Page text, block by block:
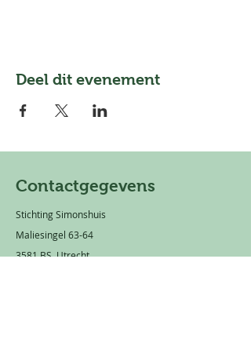
Deel dit evenement
Contactgegevens
Stichting Simonshuis
Maliesingel 63-64
3581 BS Utrecht